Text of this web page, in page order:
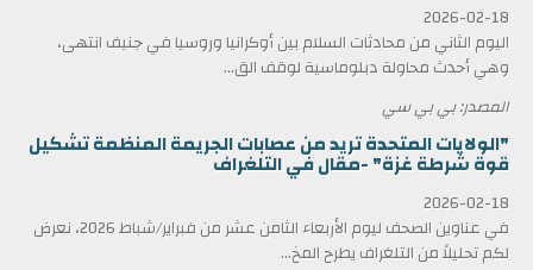
2026-02-18
اليوم الثاني من محادثات السلام بين أوكرانيا وروسيا في جنيف انتهى،
وهي أحدث محاولة دبلوماسية لوقف الق...
المصدر: بي بي سي
"الولايات المتحدة تريد من عصابات الجريمة المنظمة تشكيل
قوة شرطة غزة" -مقال في التلغراف
2026-02-18
في عناوين الصحف ليوم الأربعاء الثامن عشر من فبراير/شباط 2026، نعرض
لكم تحليلاً من التلغراف يطرح المخ...